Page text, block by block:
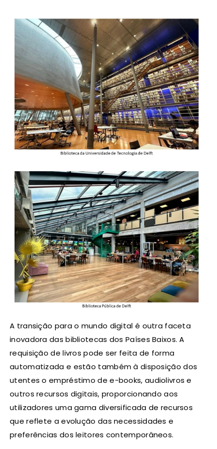
A transição para o mundo digital é outra faceta
inovadora das bibliotecas dos Países Baixos. A
requisição de livros pode ser feita de forma
automatizada e estão também à disposição dos
utentes o empréstimo de e-books, audiolivros e
outros recursos digitais, proporcionando aos
utilizadores uma gama diversificada de recursos
que reflete a evolução das necessidades e
preferências dos leitores contemporâneos.